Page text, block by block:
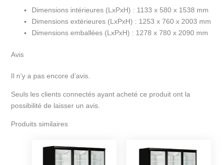
Dimensions intérieures (LxPxH) : 1133 x 580 x 1538 mm
Dimensions extérieures (LxPxH) : 1253 x 760 x 2003 mm
Dimensions emballées (LxPxH) : 1278 x 780 x 2090 mm
Avis
Il n’y a pas encore d’avis.
Seuls les clients connectés ayant acheté ce produit ont la
possibilité de laisser un avis.
Produits similaires